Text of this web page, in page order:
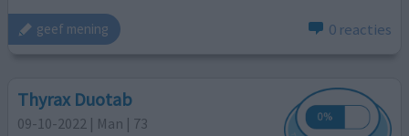
geef mening 0 reacties
Thyrax Duotab
09-10-2022 | Man | 73